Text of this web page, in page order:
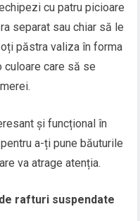
cu patru picioare
separat sau chiar să le
păstra valiza în forma
care să se
și funcțional în
a-ți pune băuturile
va atrage atenția.
rafturi suspendate